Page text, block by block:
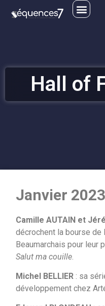
Hall of
Janvier 2023
Camille AUTAIN et
décrochent la bourse de
Beaumarchais pour leur
Salut ma couille
Michel BELLIER : sa
développement chez